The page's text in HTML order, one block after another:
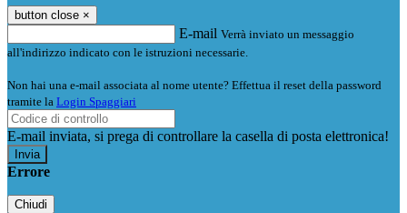
button close ×
E-mail Verrà inviato un messaggio
all'indirizzo indicato con le istruzioni necessarie.
Non hai una e-mail associata al nome utente? Effettua il reset della password
tramite la Login Spaggiari
E-mail inviata, si prega di controllare la casella di posta elettronica!
Errore
Chiudi